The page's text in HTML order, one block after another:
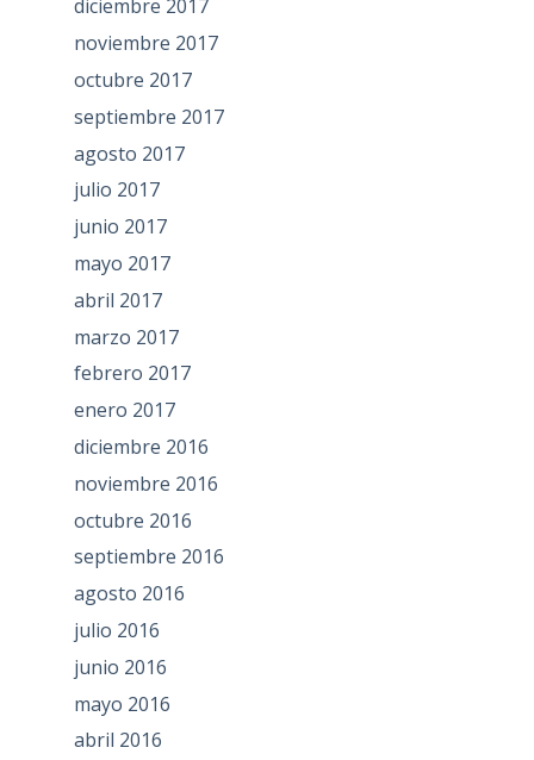
diciembre 2017
noviembre 2017
octubre 2017
septiembre 2017
agosto 2017
julio 2017
junio 2017
mayo 2017
abril 2017
marzo 2017
febrero 2017
enero 2017
diciembre 2016
noviembre 2016
octubre 2016
septiembre 2016
agosto 2016
julio 2016
junio 2016
mayo 2016
abril 2016